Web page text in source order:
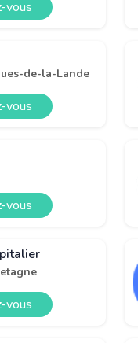
vous
de-la-Lande
vous
vous
vous